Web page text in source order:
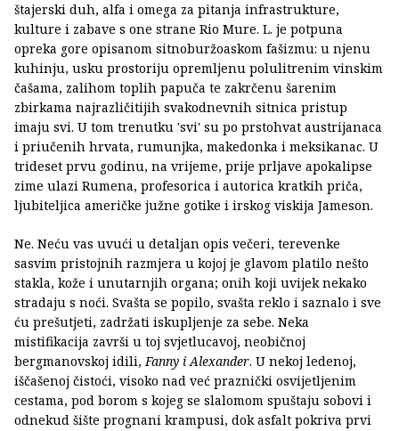
štajerski duh, alfa i omega za pitanja infrastrukture,
kulture i zabave s one strane Rio Mure. L. je potpuna
opreka gore opisanom sitnoburžoaskom fašizmu: u njenu
kuhinju, usku prostoriju opremljenu polulitrenim vinskim
čašama, zalihom toplih papuča te zakrčenu šarenim
zbirkama najrazličitijih svakodnevnih sitnica pristup
imaju svi. U tom trenutku 'svi' su po prstohvat austrijanaca
i priučenih hrvata, rumunjka, makedonka i meksikanac. U
trideset prvu godinu, na vrijeme, prije prljave apokalipse
zime ulazi Rumena, profesorica i autorica kratkih priča,
ljubiteljica američke južne gotike i irskog viskija Jameson.
Ne. Neću vas uvući u detaljan opis večeri, terevenke
sasvim pristojnih razmjera u kojoj je glavom platilo nešto
stakla, kože i unutarnjih organa; onih koji uvijek nekako
stradaju s noći. Svašta se popilo, svašta reklo i saznalo i sve
ću prešutjeti, zadržati iskupljenje za sebe. Neka
mistifikacija završi u toj svjetlucavoj, neobičnoj
bergmanovskoj idili,Fanny i Alexander. U nekoj ledenoj,
iščašenoj čistoći, visoko nad već praznički osvijetljenim
cestama, pod borom s kojeg se slalomom spuštaju sobovi i
odnekud šište prognani krampusi, dok asfalt pokriva prvi